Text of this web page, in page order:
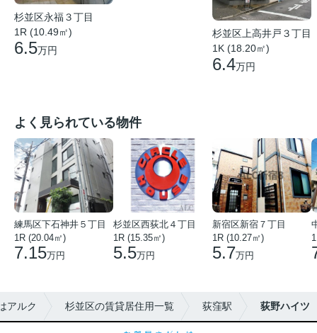
杉並区永福３丁目
1R (10.49㎡)
6.5万円
杉並区上高井戸３丁目
1K (18.20㎡)
6.4万円
よく見られている物件
練馬区下石神井５丁目
1R (20.04㎡)
7.15万円
杉並区西荻北４丁目
1R (15.35㎡)
5.5万円
新宿区新宿７丁目
1R (10.27㎡)
5.7万円
アルク 杉並区の賃貸居住用一覧 荻窪駅 荻野ハイツ